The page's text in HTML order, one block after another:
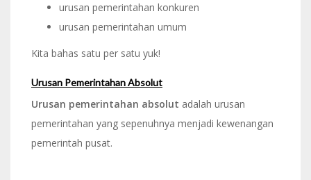
urusan pemerintahan konkuren
urusan pemerintahan umum
Kita bahas satu per satu yuk!
Urusan Pemerintahan Absolut
Urusan pemerintahan absolut adalah urusan
pemerintahan yang sepenuhnya menjadi kewenangan
pemerintah pusat.